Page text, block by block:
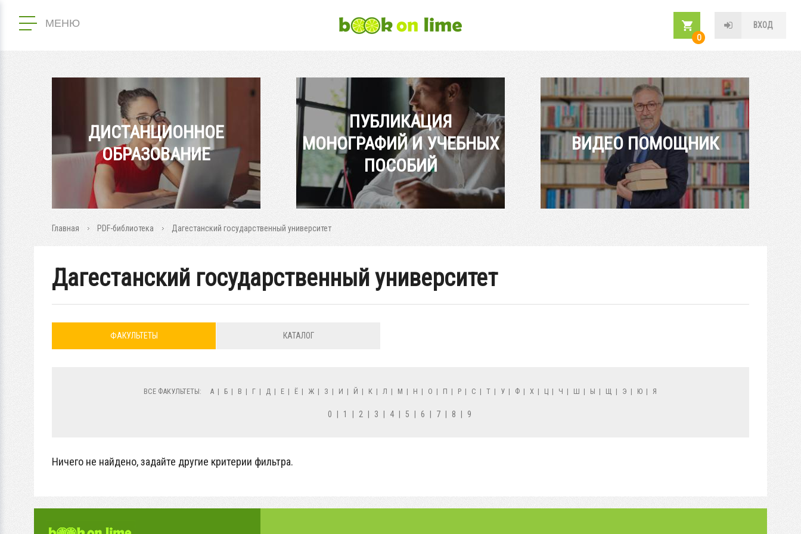
МЕНЮ
ВХОД
0
ДИСТАНЦИОННОЕ
ОБРАЗОВАНИЕ
ПУБЛИКАЦИЯ
МОНОГРАФИЙ И УЧЕБНЫХ
ПОСОБИЙ
ВИДЕО ПОМОЩНИК
Главная PDF-библиотека Дагестанский государственный университет
Дагестанский государственный университет
ФАКУЛЬТЕТЫ КАТАЛОГ
ВСЕ ФАКУЛЬТЕТЫ: А | Б | В | Г | Д | Е | Ё | Ж | З | И | Й | К | Л | М | Н | О | П | Р | С | Т | У | Ф | Х | Ц | Ч | Ш | Ы | Щ | Э | Ю | Я
0 1 2 3 4 5 6 7 8 9
Ничего не найдено, задайте другие критерии фильтра.